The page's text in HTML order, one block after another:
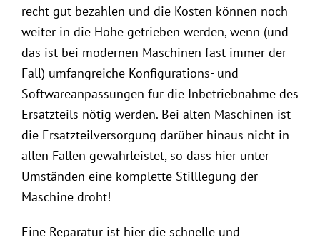
recht gut bezahlen und die Kosten können noch
weiter in die Höhe getrieben werden, wenn (und
das ist bei modernen Maschinen fast immer der
Fall) umfangreiche Konfigurations- und
Softwareanpassungen für die Inbetriebnahme des
Ersatzteils nötig werden. Bei alten Maschinen ist
die Ersatzteilversorgung darüber hinaus nicht in
allen Fällen gewährleistet, so dass hier unter
Umständen eine komplette Stilllegung der
Maschine droht!
Eine Reparatur ist hier die schnelle und